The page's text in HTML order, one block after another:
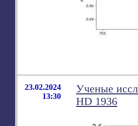
23.02.2024
13:30
Ученые
HD 1936